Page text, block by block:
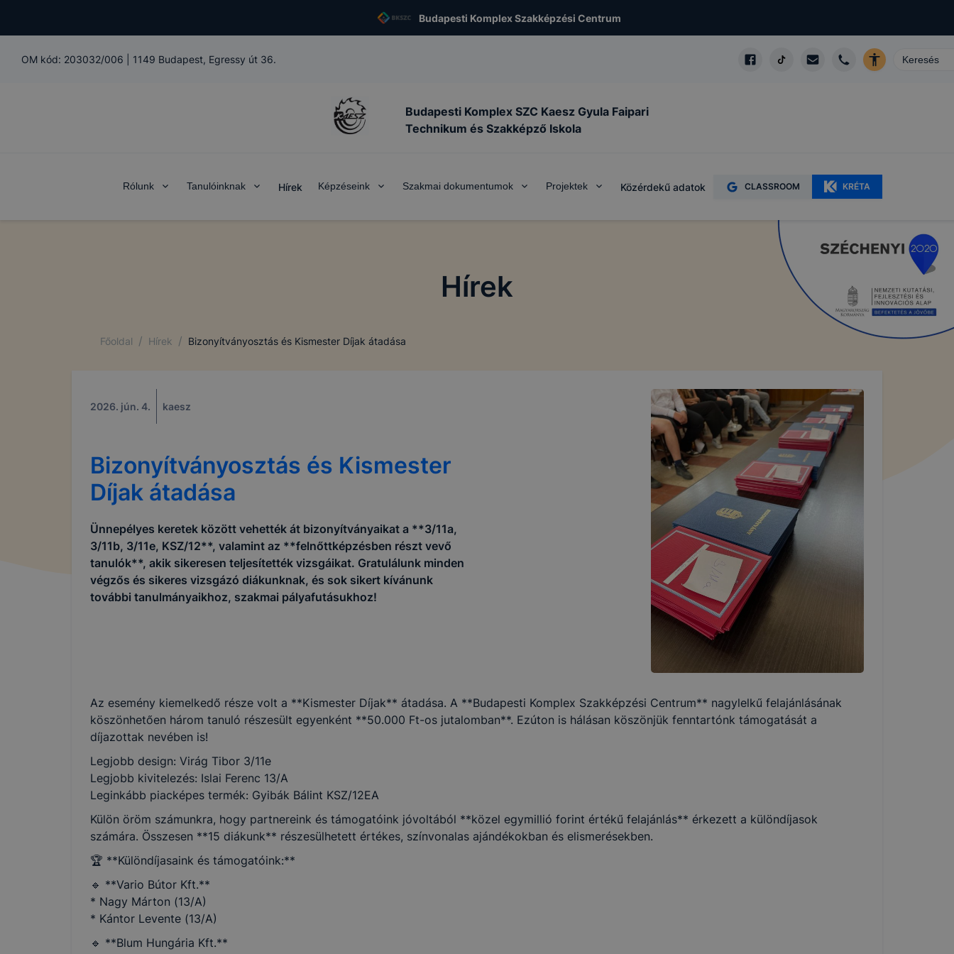
Budapesti Komplex Szakképzési Centrum
OM kód: 203032/006 1149 Budapest, Egressy út 36.
Budapesti Komplex SZC Kaesz Gyula Faipari
Technikum és Szakképző Iskola
Rólunk Tanulóinknak Hírek Képzéseink Szakmai dokumentumok Projektek Közérdekű adatok CLASSROOM KRÉTA
Hírek
Főoldal / Hírek / Bizonyítványosztás és Kismester Díjak átadása
2026. jún. 4. kaesz
Bizonyítványosztás és Kismester
Díjak átadása
Ünnepélyes keretek között vehették át bizonyítványaikat a **3/11a,
3/11b, 3/11e, KSZ/12**, valamint az **felnőttképzésben részt vevő
tanulók**, akik sikeresen teljesítették vizsgáikat. Gratulálunk minden
végzős és sikeres vizsgázó diákunknak, és sok sikert kívánunk
további tanulmányaikhoz, szakmai pályafutásukhoz!
Az esemény kiemelkedő része volt a **Kismester Díjak** átadása. A **Budapesti Komplex Szakképzési Centrum** nagylelkű felajánlásának
köszönhetően három tanuló részesült egyenként **50.000 Ft-os jutalomban**. Ezúton is hálásan köszönjük fenntartónk támogatását a
díjazottak nevében is!
Legjobb design: Virág Tibor 3/11e
Legjobb kivitelezés: Islai Ferenc 13/A
Leginkább piacképes termék: Gyibák Bálint KSZ/12EA
Külön öröm számunkra, hogy partnereink és támogatóink jóvoltából **közel egymillió forint értékű felajánlás** érkezett a különdíjasok
számára. Összesen **15 diákunk** részesülhetett értékes, színvonalas ajándékokban és elismerésekben.
🏆 **Különdíjasaink és támogatóink:**
🔹 **Vario Bútor Kft.**
* Nagy Márton (13/A)
* Kántor Levente (13/A)
🔹 **Blum Hungária Kft.**